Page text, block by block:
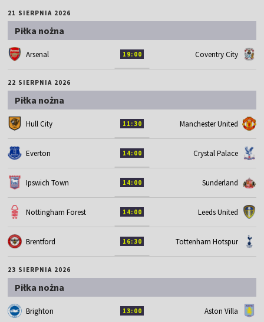
21 SIERPNIA 2026
Piłka nożna
Arsenal 19:00 Coventry City
22 SIERPNIA 2026
Piłka nożna
Hull City 11:30 Manchester United
Everton 14:00 Crystal Palace
Ipswich Town 14:00 Sunderland
Nottingham Forest 14:00 Leeds United
Brentford 16:30 Tottenham Hotspur
23 SIERPNIA 2026
Piłka nożna
Brighton 13:00 Aston Villa